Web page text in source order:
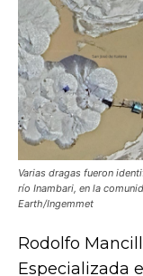
Varias dragas fueron
río Inambari, en la
Earth/Ingemmet
Rodolfo
Especializada